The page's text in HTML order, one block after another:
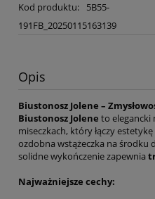
Kod produktu:
5B55-
191FB_20250115163139
Opis
Biustonosz Jolene –
Biustonosz Jolene to elegancki
miseczkach, który łączy
ozdobna wstążeczka na środku
solidne wykończenie zapewnia
Najważniejsze cechy: